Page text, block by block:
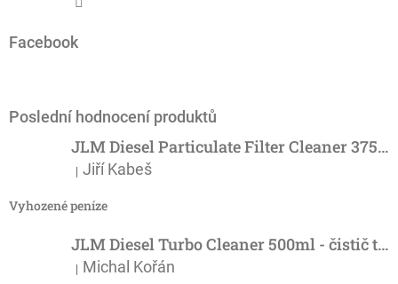
Facebook
Poslední hodnocení produktů
JLM Diesel Particulate Filter Cleaner 375ml - účinný čistič DPF
Hodnocení produktu je 5 z 5 hvězdiček.
| Jiří Kabeš
Vyhozené peníze
JLM Diesel Turbo Cleaner 500ml - čistič turba
Hodnocení produktu je 5 z 5 hvězdiček.
| Michal Kořán